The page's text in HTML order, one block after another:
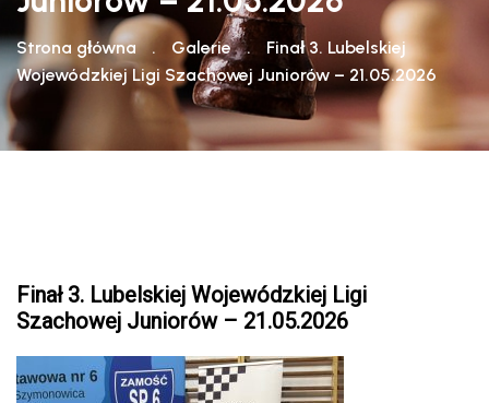
Strona główna . Galerie .
Finał 3. Lubelskiej
Wojewódzkiej Ligi Szachowej Juniorów – 21.05.2026
Finał 3. Lubelskiej Wojewódzkiej Ligi
Szachowej Juniorów – 21.05.2026